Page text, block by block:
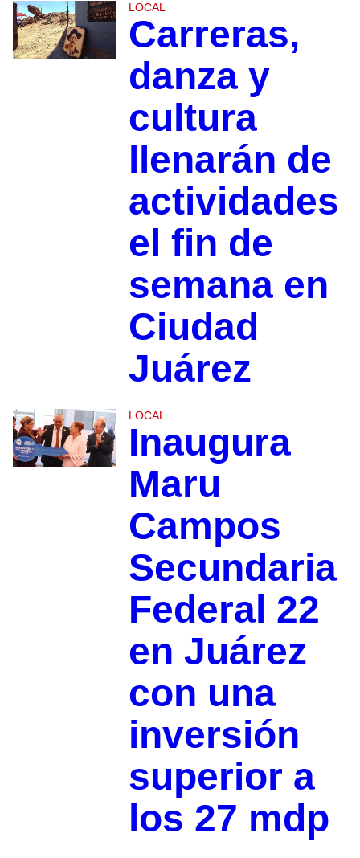
LOCAL
Carreras,
danza y
cultura
llenarán de
actividades
el fin de
semana en
Ciudad
Juárez
LOCAL
Inaugura
Maru
Campos
Secundaria
Federal 22
en Juárez
con una
inversión
superior a
los 27 mdp